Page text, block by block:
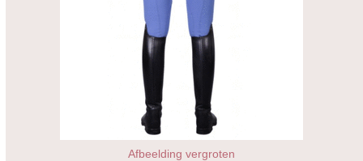
Afbeelding vergroten